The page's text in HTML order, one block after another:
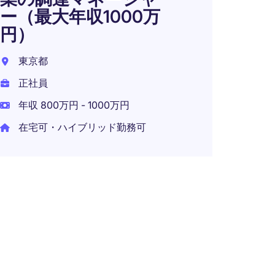
ー（最大年収1000万
円）
東京都
正社員
年収 800万円 - 1000万円
在宅可・ハイブリッド勤務可